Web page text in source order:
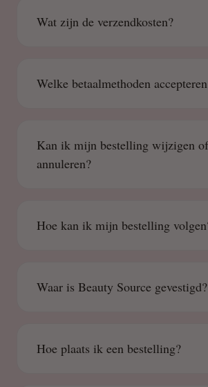
Wat zijn de verzendkosten?
Welke betaalmethoden
Kan ik mijn bestelling wijzigen of
annuleren?
Hoe kan ik mijn bestelling
Waar is Beauty Source gevestigd?
Hoe plaats ik een bestelling?